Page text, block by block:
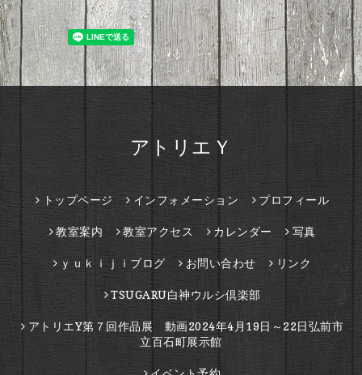
アトリエＹ
トップページ インフォメーション プロフィール
教室案内 教室アクセス カレンダー 写真
ｙｕｋｉｊｉブログ お問い合わせ リンク
TSUGARU白神ウルシ倶楽部
アトリエY第７回作品展 動画2024年4月19日～22日弘前市
立百石町展示館